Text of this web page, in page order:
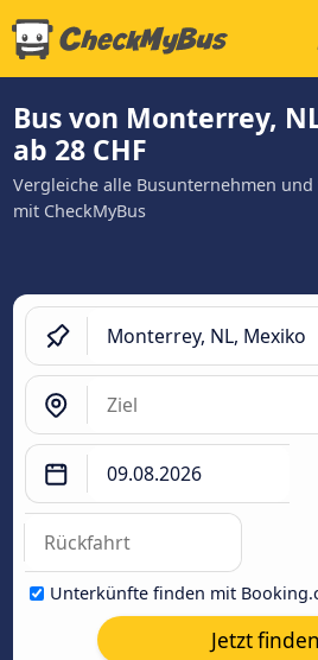
Bus von Monterrey,
ab 28 CHF
Vergleiche alle Busunternehmen
mit CheckMyBus
Unterkünfte finden mit
Jetzt finden